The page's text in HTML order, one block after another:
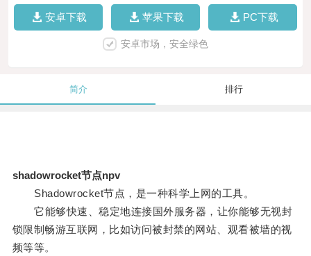
安卓下载 苹果下载 PC下载
安卓市场，安全绿色
简介 排行
shadowrocket节点npv
Shadowrocket节点，是一种科学上网的工具。
它能够快速、稳定地连接国外服务器，让你能够无视封
锁限制畅游互联网，比如访问被封禁的网站、观看被墙的视
频等等。